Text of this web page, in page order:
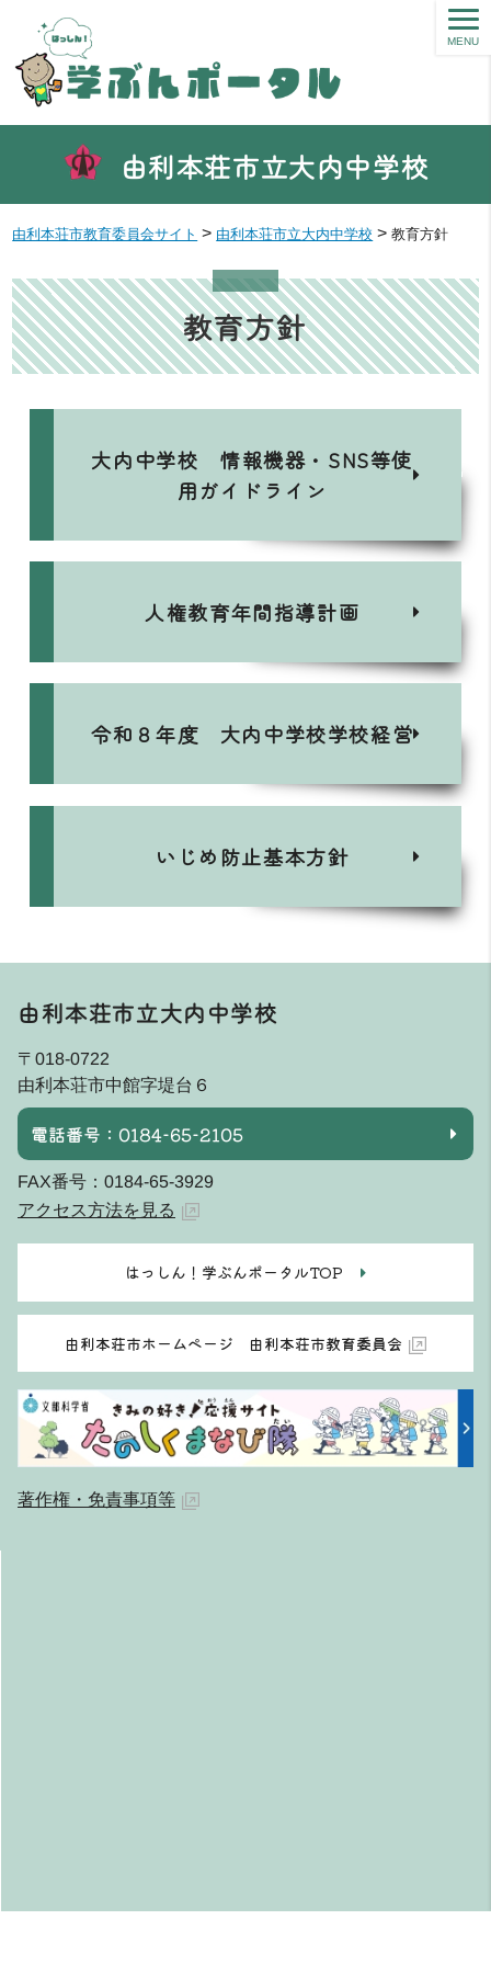
由利本荘市立大内中学校
MENU
由利本荘市教育委員会サイト > 由利本荘市立大内中学校 >教育方針
教育方針
大内中学校 情報機器・SNS等使
用ガイドライン
人権教育年間指導計画
令和８年度 大内中学校学校経営
いじめ防止基本方針
由利本荘市立大内中学校
〒018-0722
由利本荘市中館字堤台６
電話番号：0184-65-2105
FAX番号：0184-65-3929
アクセス方法を見る
はっしん！学ぶんポータルTOP
由利本荘市ホームページ 由利本荘市教育委員会
著作権・免責事項等